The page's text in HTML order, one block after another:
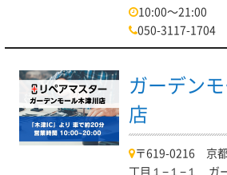
【2022.07.16】
皆さんこんにちは！
パソコン修理リペアマスター川口店でご
本日7月16日 土曜日の営業時間は 10：00
おります。
現在時短営業中です！
10:00～21:00
050-3117-1704
ガーデン
店
〒619-0216 京都
丁目１−１−１ ガ